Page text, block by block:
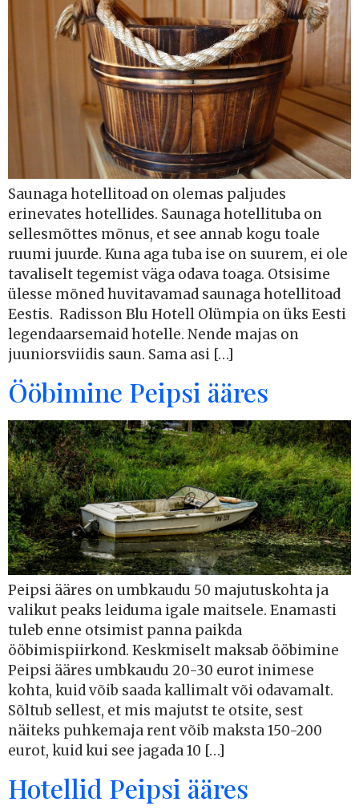
Saunaga hotellitoad on olemas paljudes
erinevates hotellides. Saunaga hotellituba on
sellesmõttes mõnus, et see annab kogu toale
ruumi juurde. Kuna aga tuba ise on suurem, ei ole
tavaliselt tegemist väga odava toaga. Otsisime
ülesse mõned huvitavamad saunaga hotellitoad
Eestis. Radisson Blu Hotell Olümpia on üks Eesti
legendaarsemaid hotelle. Nende majas on
juuniorsviidis saun. Sama asi […]
Ööbimine Peipsi ääres
Peipsi ääres on umbkaudu 50 majutuskohta ja
valikut peaks leiduma igale maitsele. Enamasti
tuleb enne otsimist panna paikda
ööbimispiirkond. Keskmiselt maksab ööbimine
Peipsi ääres umbkaudu 20-30 eurot inimese
kohta, kuid võib saada kallimalt või odavamalt.
Sõltub sellest, et mis majutst te otsite, sest
näiteks puhkemaja rent võib maksta 150-200
eurot, kuid kui see jagada 10 […]
Hotellid Peipsi ääres